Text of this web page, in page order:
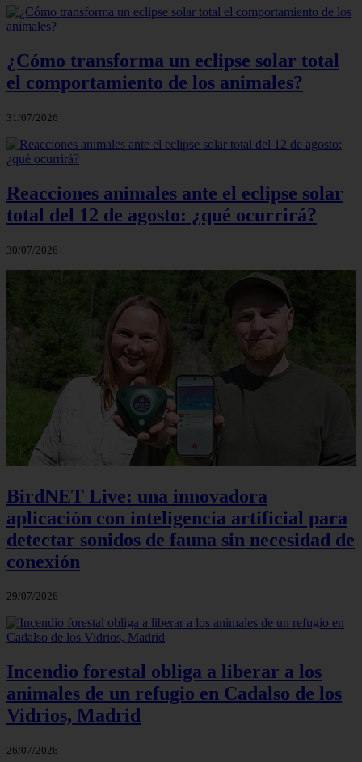
¿Cómo transforma un eclipse solar total
el comportamiento de los animales?
31/07/2026
Reacciones animales ante el eclipse solar
total del 12 de agosto: ¿qué ocurrirá?
30/07/2026
BirdNET Live: una innovadora
aplicación con inteligencia artificial para
detectar sonidos de fauna sin necesidad de
conexión
29/07/2026
Incendio forestal obliga a liberar a los
animales de un refugio en Cadalso de los
Vidrios, Madrid
26/07/2026